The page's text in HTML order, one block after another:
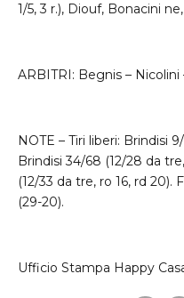
1/5, 3 r.), Diouf, Bonacini
ARBITRI: Begnis – Nicolini
NOTE – Tiri liberi: Brindisi
Brindisi 34/68 (12/28 da
(12/33 da tre, ro 16, rd 20).
(29-20).
Ufficio Stampa Happy